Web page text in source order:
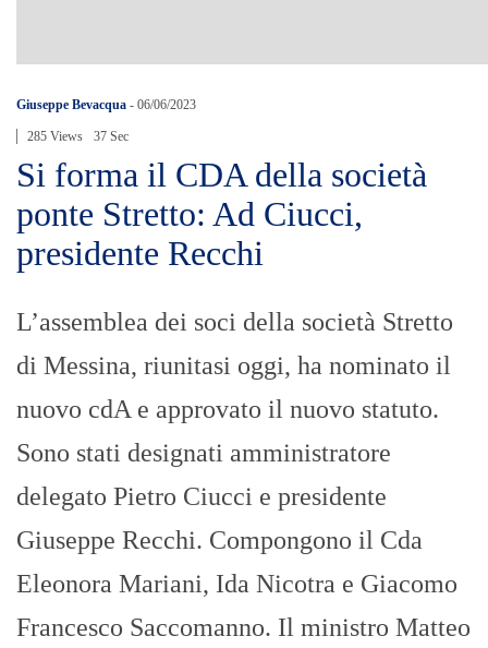
Giuseppe Bevacqua - 06/06/2023
285 Views 37 Sec
Si forma il CDA della società
ponte Stretto: Ad Ciucci,
presidente Recchi
L’assemblea dei soci della società Stretto
di Messina, riunitasi oggi, ha nominato il
nuovo cdA e approvato il nuovo statuto.
Sono stati designati amministratore
delegato Pietro Ciucci e presidente
Giuseppe Recchi. Compongono il Cda
Eleonora Mariani, Ida Nicotra e Giacomo
Francesco Saccomanno. Il ministro Matteo